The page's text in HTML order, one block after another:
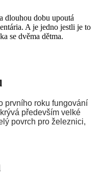
dlouhou dobu upoutá
A je jedno jestli je to
se dvěma dětma.
prvního roku fungování
především velké
povrch pro železnici,